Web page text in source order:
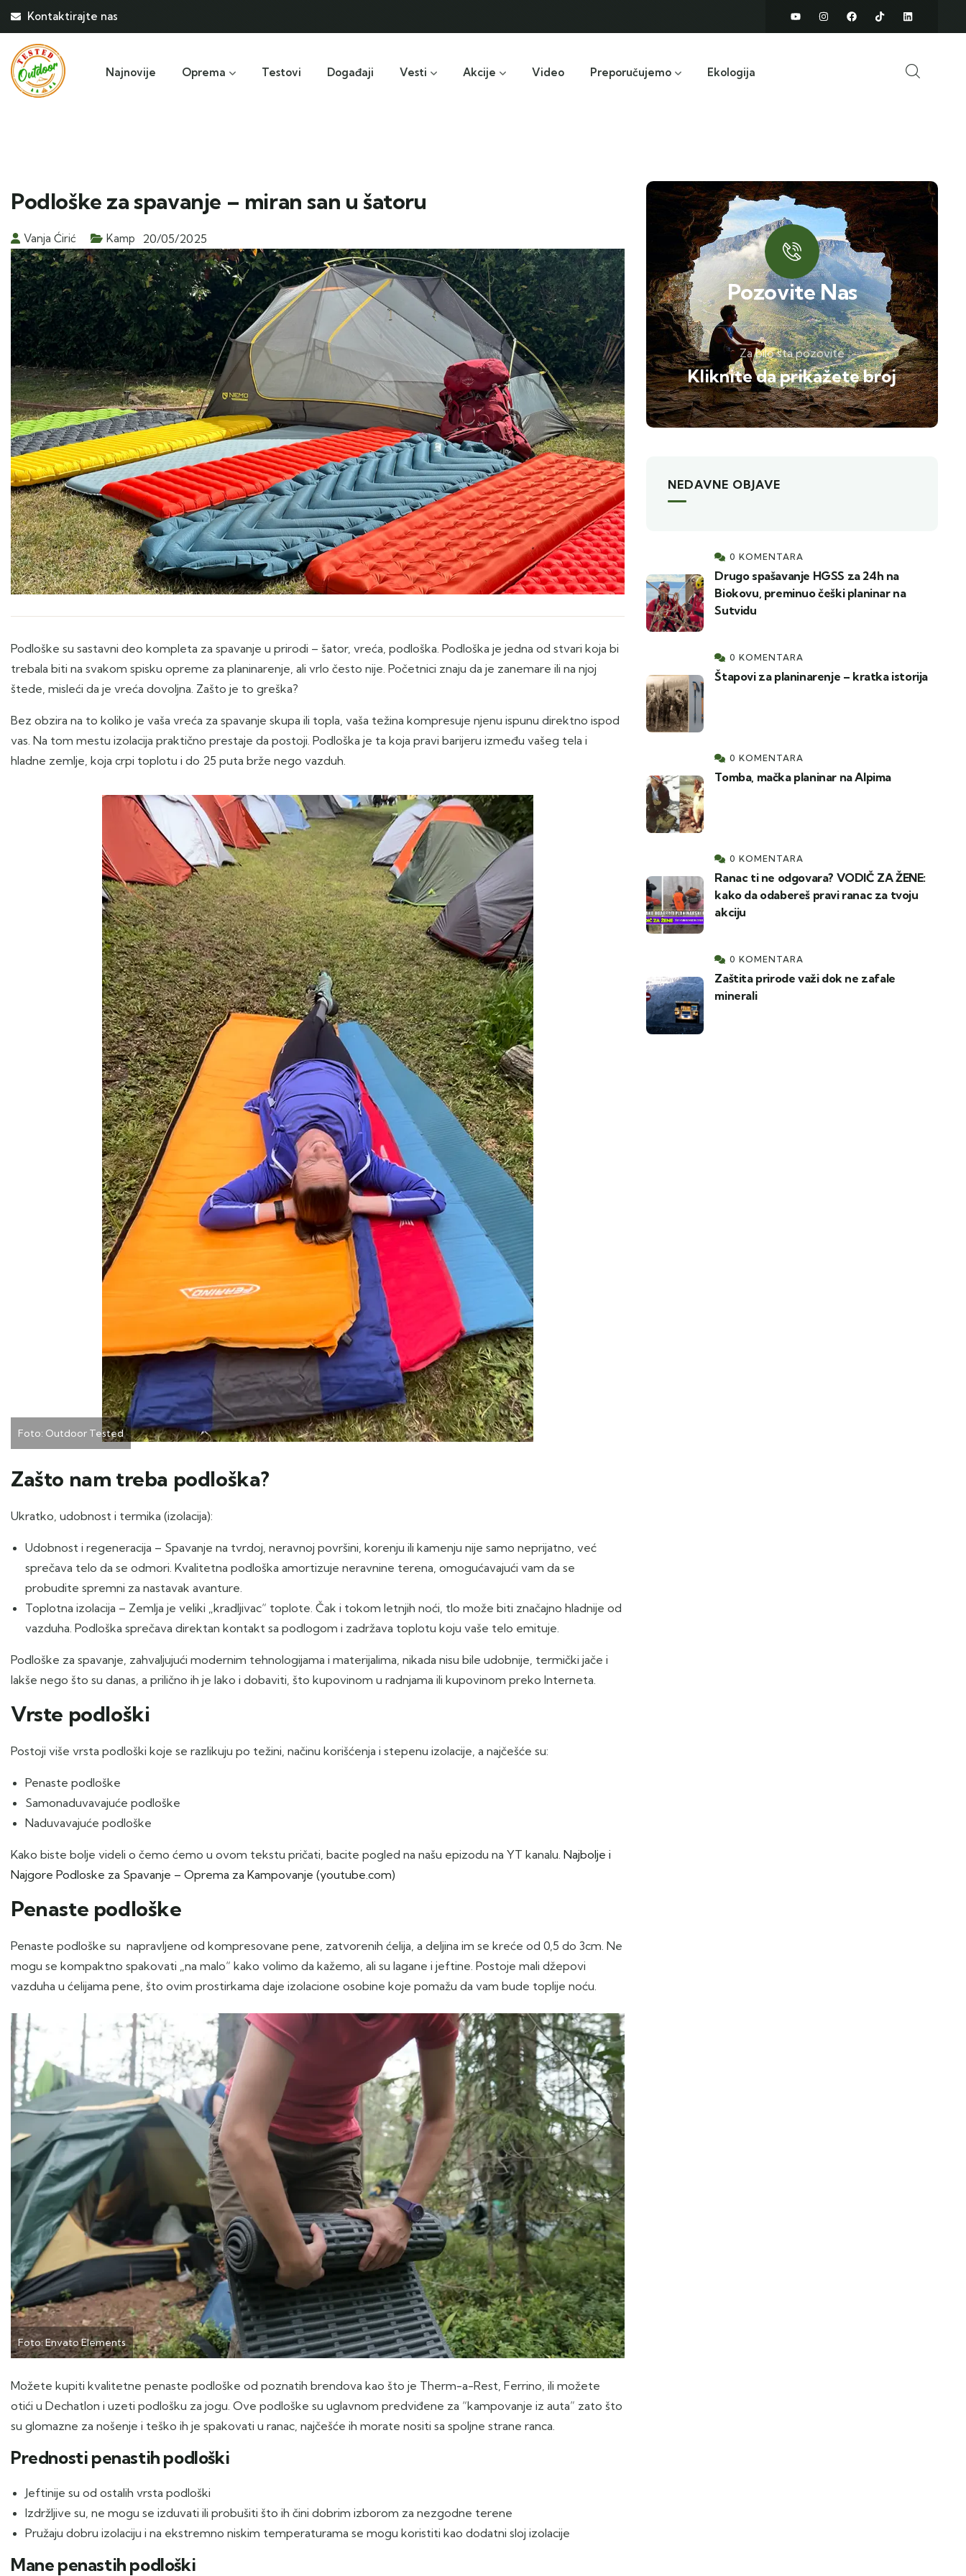
Kontaktirajte nas
Najnovije Oprema Testovi Događaji Vesti Akcije Video Preporučujemo Ekologija
Podloške za spavanje – miran san u šatoru
Vanja Ćirić Kamp 20/05/2025
Podloške su sastavni deo kompleta za spavanje u prirodi – šator, vreća, podloška. Podloška je jedna od stvari koja bi
trebala biti na svakom spisku opreme za planinarenje, ali vrlo često nije. Početnici znaju da je zanemare ili na njoj
štede, misleći da je vreća dovoljna. Zašto je to greška?
Bez obzira na to koliko je vaša vreća za spavanje skupa ili topla, vaša težina kompresuje njenu ispunu direktno ispod
vas. Na tom mestu izolacija praktično prestaje da postoji. Podloška je ta koja pravi barijeru između vašeg tela i
hladne zemlje, koja crpi toplotu i do 25 puta brže nego vazduh.
Foto: Outdoor Tested
Zašto nam treba podloška?
Ukratko, udobnost i termika (izolacija):
Udobnost i regeneracija – Spavanje na tvrdoj, neravnoj površini, korenju ili kamenju nije samo neprijatno, već
sprečava telo da se odmori. Kvalitetna podloška amortizuje neravnine terena, omogućavajući vam da se
probudite spremni za nastavak avanture.
Toplotna izolacija – Zemlja je veliki „kradljivac“ toplote. Čak i tokom letnjih noći, tlo može biti značajno hladnije od
vazduha. Podloška sprečava direktan kontakt sa podlogom i zadržava toplotu koju vaše telo emituje.
Podloške za spavanje, zahvaljujući modernim tehnologijama i materijalima, nikada nisu bile udobnije, termički jače i
lakše nego što su danas, a prilično ih je lako i dobaviti, što kupovinom u radnjama ili kupovinom preko Interneta.
Vrste podloški
Postoji više vrsta podloški koje se razlikuju po težini, načinu korišćenja i stepenu izolacije, a najčešće su:
Penaste podloške
Samonaduvavajuće podloške
Naduvavajuće podloške
Kako biste bolje videli o čemo ćemo u ovom tekstu pričati, bacite pogled na našu epizodu na YT kanalu. Najbolje i
Najgore Podloske za Spavanje – Oprema za Kampovanje (youtube.com)
Penaste podloške
Penaste podloške su napravljene od kompresovane pene, zatvorenih ćelija, a deljina im se kreće od 0,5 do 3cm. Ne
mogu se kompaktno spakovati „na malo“ kako volimo da kažemo, ali su lagane i jeftine. Postoje mali džepovi
vazduha u ćelijama pene, što ovim prostirkama daje izolacione osobine koje pomažu da vam bude toplije noću.
Foto: Envato Elements
Možete kupiti kvalitetne penaste podloške od poznatih brendova kao što je Therm-a-Rest, Ferrino, ili možete
otići u Dechatlon i uzeti podlošku za jogu. Ove podloške su uglavnom predviđene za “kampovanje iz auta” zato što
su glomazne za nošenje i teško ih je spakovati u ranac, najčešće ih morate nositi sa spoljne strane ranca.
Prednosti penastih podloški
Jeftinije su od ostalih vrsta podloški
Izdržljive su, ne mogu se izduvati ili probušiti što ih čini dobrim izborom za nezgodne terene
Pružaju dobru izolaciju i na ekstremno niskim temperaturama se mogu koristiti kao dodatni sloj izolacije
Mane penastih podloški
Pozovite Nas
Za bilo sta pozovite
Kliknite da prikažete broj
NEDAVNE OBJAVE
0 KOMENTARA
Drugo spašavanje HGSS za 24h na
Biokovu, preminuo češki planinar na
Sutvidu
0 KOMENTARA
Štapovi za planinarenje – kratka istorija
0 KOMENTARA
Tomba, mačka planinar na Alpima
0 KOMENTARA
Ranac ti ne odgovara? VODIČ ZA ŽENE:
kako da odabereš pravi ranac za tvoju
akciju
0 KOMENTARA
Zaštita prirode važi dok ne zafale
minerali